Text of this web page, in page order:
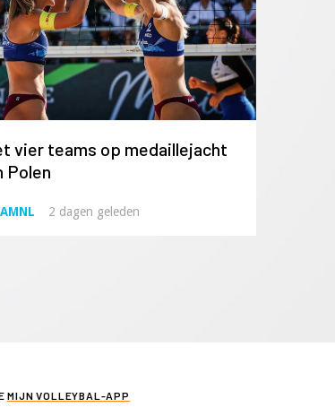
vier teams op medaillejacht
Polen
2 dagen geleden
MIJN VOLLEYBAL-APP